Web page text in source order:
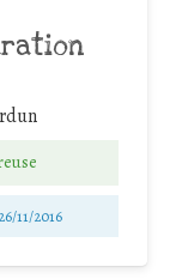
26/11/2016